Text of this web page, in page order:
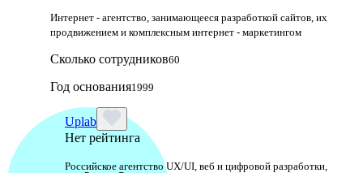
Интернет - агентство, занимающееся разработкой сайтов, их
продвижением и комплексным интернет - маркетингом
Сколько сотрудников60
Год основания1999
Uplab
Нет рейтинга
Российское агентство UX/UI, веб и цифровой разработки,